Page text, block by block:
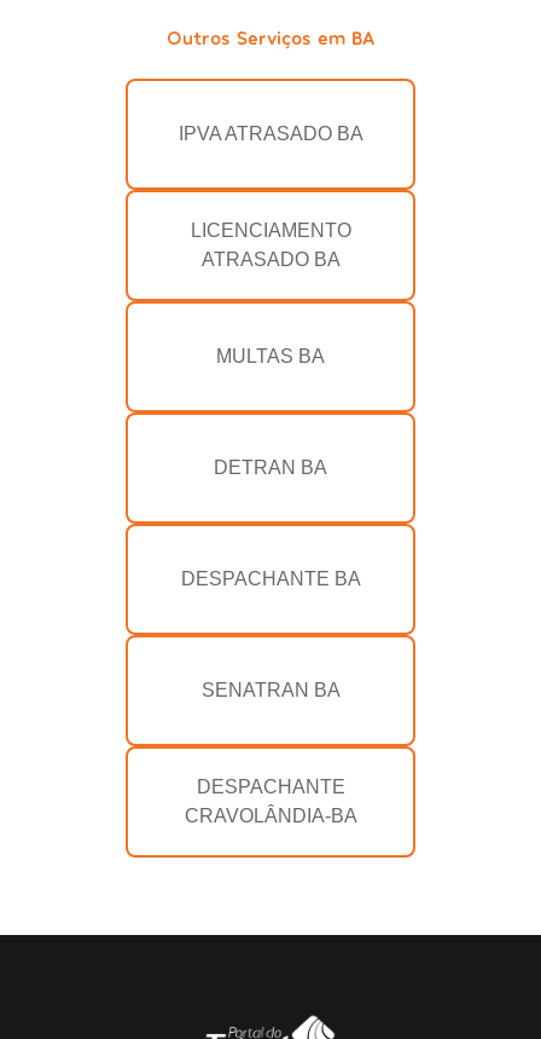
Outros Serviços em BA
IPVA ATRASADO BA
LICENCIAMENTO
ATRASADO BA
MULTAS BA
DETRAN BA
DESPACHANTE BA
SENATRAN BA
DESPACHANTE
CRAVOLÂNDIA-BA